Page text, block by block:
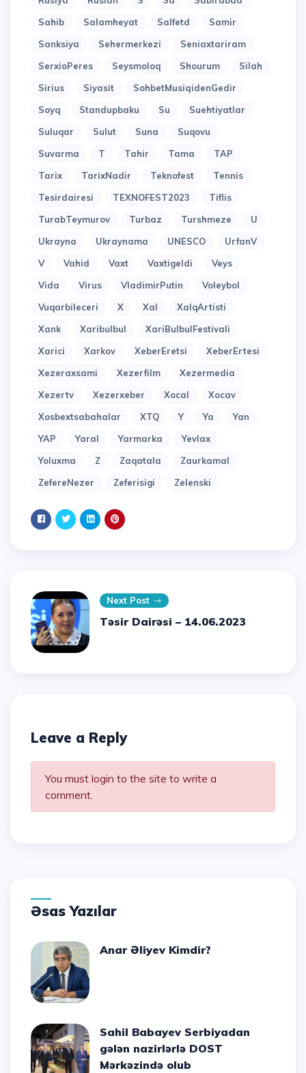
Sahib
Salamheyat Salfetd
Samir
Sanksiya
Sehermerkezi
Seniaxtariram
SerxioPeres
Seysmoloq Shourum
Silah
Sirius
Siyasit
SohbetMusiqidenGedir
Soyq
Standupbaku Su
Suehtiyatlar
Suluqar
Sulut Suna
Suqovu
Suvarma
T Tahir Tama
TAP
Tarix
TarixNadir Teknofest
Tennis
Tesirdairesi
TEXNOFEST2023
Tiflis
TurabTeymurov
Turbaz Turshmeze
U
Ukrayna
Ukraynama UNESCO
UrfanV
V
Vahid Vaxt Vaxtigeldi
Veys
Vida
Virus VladimirPutin
Voleybol
Vuqarbileceri
X Xal
XalqArtisti
Xank
Xaribulbul
XariBulbulFestivali
Xarici
Xarkov XeberEretsi
XeberErtesi
Xezeraxsami
Xezerfilm
Xezermedia
Xezertv
Xezerxeber Xocal
Xocav
Xosbextsabahalar
XTQ Y Ya
Yan
YAP
Yaral Yarmarka
Yevlax
Yoluxma
Z Zaqatala
Zaurkamal
ZefereNezer
Zeferisigi Zelenski
Next Post
Təsir Dairəsi – 14.06.2023
Leave a Reply
You must login to the site to write a
comment.
Əsas Yazılar
Anar Əliyev Kimdir?
Sahil Babayev Serbiyadan
gələn nazirlərlə DOST
Mərkəzində olub